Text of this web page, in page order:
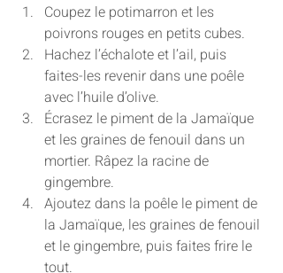
Coupez le potimarron et les
poivrons rouges en petits cubes.
Hachez l’échalote et l’ail, puis
faites-les revenir dans une poêle
avec l’huile d’olive.
Écrasez le piment de la Jamaïque
et les graines de fenouil dans un
mortier. Râpez la racine de
gingembre.
Ajoutez dans la poêle le piment de
la Jamaïque, les graines de fenouil
et le gingembre, puis faites frire le
tout.